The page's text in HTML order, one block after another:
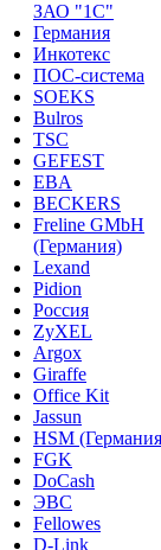
ЗАО "1С"
Германия
Инкотекс
ПОС-система
SOEKS
Bulros
TSC
GEFEST
EBA
BECKERS
Freline GMbH
(Германия)
Lexand
Pidion
Россия
ZyXEL
Argox
Giraffe
Office Kit
Jassun
HSM
FGK
DoCash
ЭВС
Fellowes
D-Link